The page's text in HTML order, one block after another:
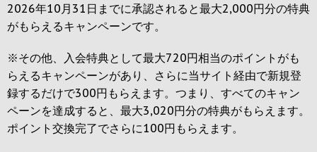
2026年10月31日までに承認されると最大2,000円分の特典
がもらえるキャンペーンです。
※その他、入会特典として最大720円相当のポイントがも
らえるキャンペーンがあり、さらに当サイト経由で新規登
録するだけで300円 もらえます。つまり、すべてのキャン
ペーンを達成すると、最大3,020円分の特典がもらえます。
ポイント交換完了でさらに100円 もらえます。